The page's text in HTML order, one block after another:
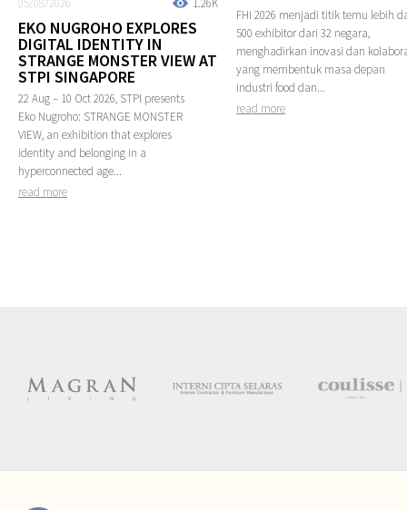
1.26K
05/08/2026
EKO NUGROHO EXPLORES
DIGITAL IDENTITY IN
STRANGE MONSTER VIEW AT
STPI SINGAPORE
22 Aug – 10 Oct 2026, STPI presents
Eko Nugroho: STRANGE MONSTER
VIEW, an exhibition that explores
identity and belonging in a
hyperconnected age...
read more
FHI 2026 menjadi titik temu lebih
500 exhibitor dari 32 negara,
menghadirkan inovasi dan
yang membentuk masa depan
industri food dan...
read more